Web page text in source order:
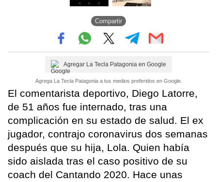
Compartir
Agregar La Tecla Patagonia en Google
Agrega La Tecla Patagonia a tus medios preferidos en Google.
El comentarista deportivo, Diego Latorre,
de 51 años fue internado, tras una
complicación en su estado de salud. El ex
jugador, contrajo coronavirus dos semanas
después que su hija, Lola. Quien había
sido aislada tras el caso positivo de su
coach del Cantando 2020. Hace unas